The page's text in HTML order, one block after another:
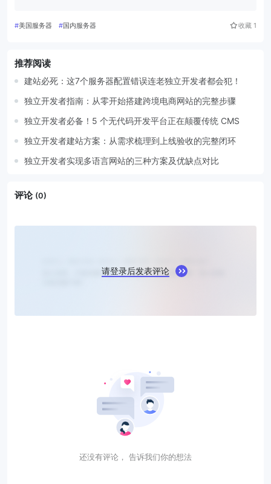
#美国服务器 #国内服务器 收藏 1
推荐阅读
建站必死：这7个服务器配置错误连老独立开发者都会犯！
独立开发者指南：从零开始搭建跨境电商网站的完整步骤
独立开发者必备！5 个无代码开发平台正在颠覆传统 CMS
独立开发者建站方案：从需求梳理到上线验收的完整闭环
独立开发者实现多语言网站的三种方案及优缺点对比
评论 (0)
请登录后发表评论
还没有评论， 告诉我们你的想法